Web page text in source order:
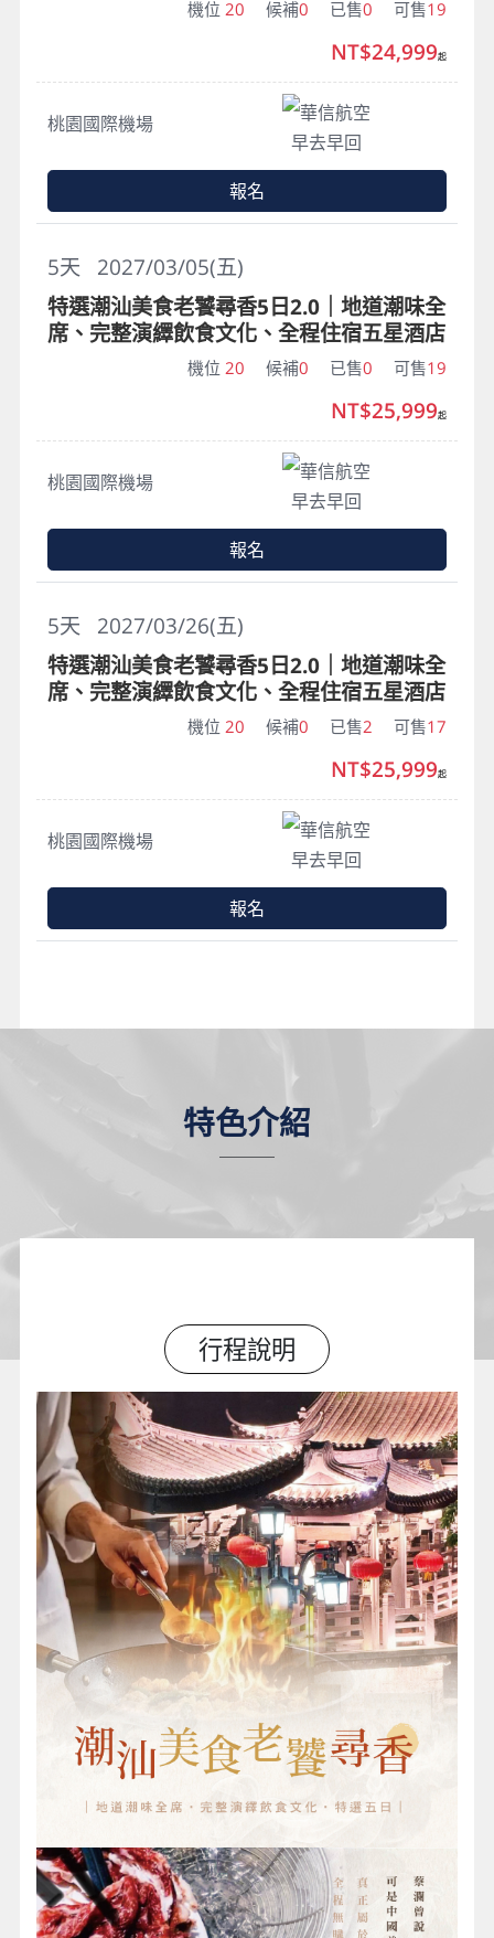
特色介紹
行程說明
機位 20 候補0 已售0 可售19
桃園國際機場
華信航空
早去早回
NT$24,999起
報名
2027/03/05(五)
5天
特選潮汕美食老饕尋香5日2.0｜地道潮味全
席、完整演繹飲食文化、全程住宿五星酒店
機位 20 候補0 已售0 可售19
桃園國際機場
華信航空
早去早回
NT$25,999起
報名
2027/03/26(五)
5天
特選潮汕美食老饕尋香5日2.0｜地道潮味全
席、完整演繹飲食文化、全程住宿五星酒店
機位 20 候補0 已售2 可售17
桃園國際機場
華信航空
早去早回
NT$25,999起
報名